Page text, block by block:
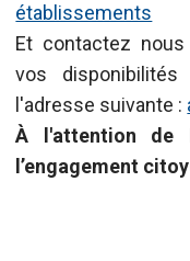
établissements
Et contactez
vos
l'adresse suivante :
À l'attention de
l’engagement